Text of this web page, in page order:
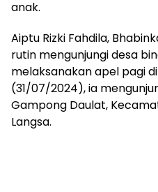
anak.
Aiptu Rizki Fahdila,
rutin mengunjungi desa
melaksanakan apel pagi
(31/07/2024), ia
Gampong Daulat,
Langsa.